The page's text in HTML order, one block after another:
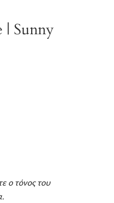
| Sunny
ο τόνος του